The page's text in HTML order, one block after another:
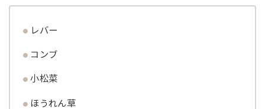
レバー
コンブ
小松菜
ほうれん草